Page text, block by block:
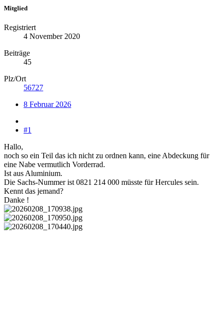
Mitglied
Registriert
4 November 2020
Beiträge
45
Plz/Ort
56727
8 Februar 2026
#1
Hallo,
noch so ein Teil das ich nicht zu ordnen kann, eine Abdeckung für
eine Nabe vermutlich Vorderrad.
Ist aus Aluminium.
Die Sachs-Nummer ist 0821 214 000 müsste für Hercules sein.
Kennt das jemand?
Danke !